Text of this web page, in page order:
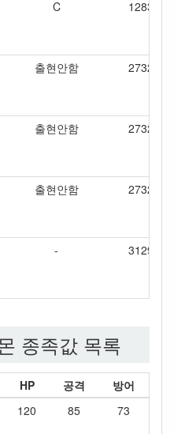
C 1283
출현안함 2732
출현안함 2732
출현안함 2732
- 3129
종족값 목록
HP 공격 방어
120 85 73